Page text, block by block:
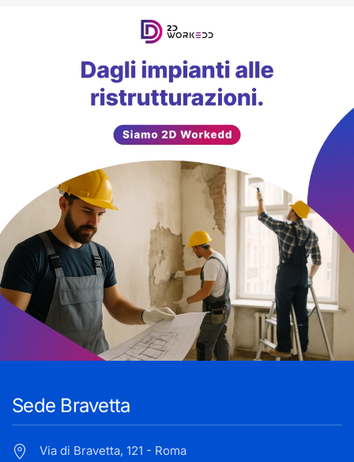
Sede Bravetta
Via di Bravetta, 121 - Roma